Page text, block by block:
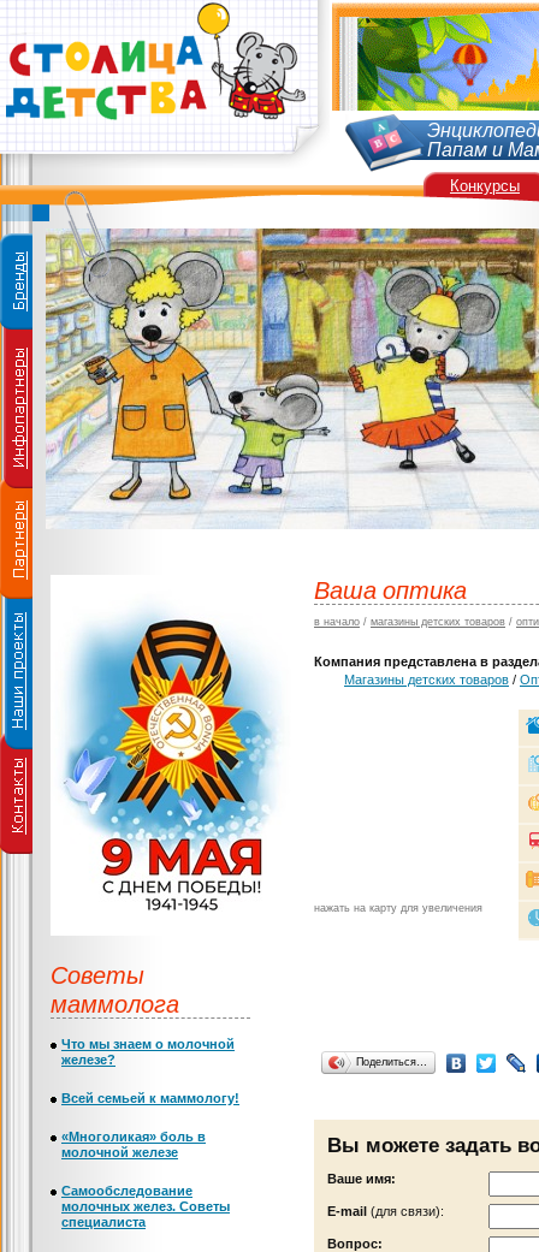
Папам и
Ваша оптика
в начало / магазины детских товаров /
Компания представлена в
Магазины детских товаров /
нажать на карту для увеличения
Поделиться…
Вы можете задать
Ваше имя:
Е-mail (для связи):
Вопрос:
Советы
маммолога
Что мы знаем о молочной
железе?
Всей семьей к маммологу!
«Многоликая» боль в
молочной железе
Самообследование
молочных желез. Советы
специалиста
Конкурсы